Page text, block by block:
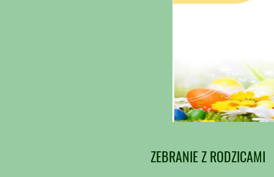
ZEBRANIE Z RODZICAMI